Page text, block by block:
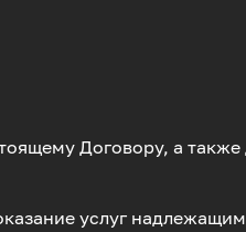
Договору, а
услуг